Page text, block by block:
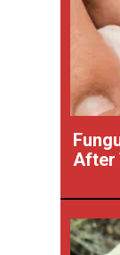
After